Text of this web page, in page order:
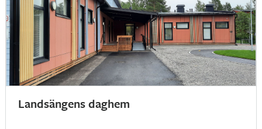
Landsängens daghem